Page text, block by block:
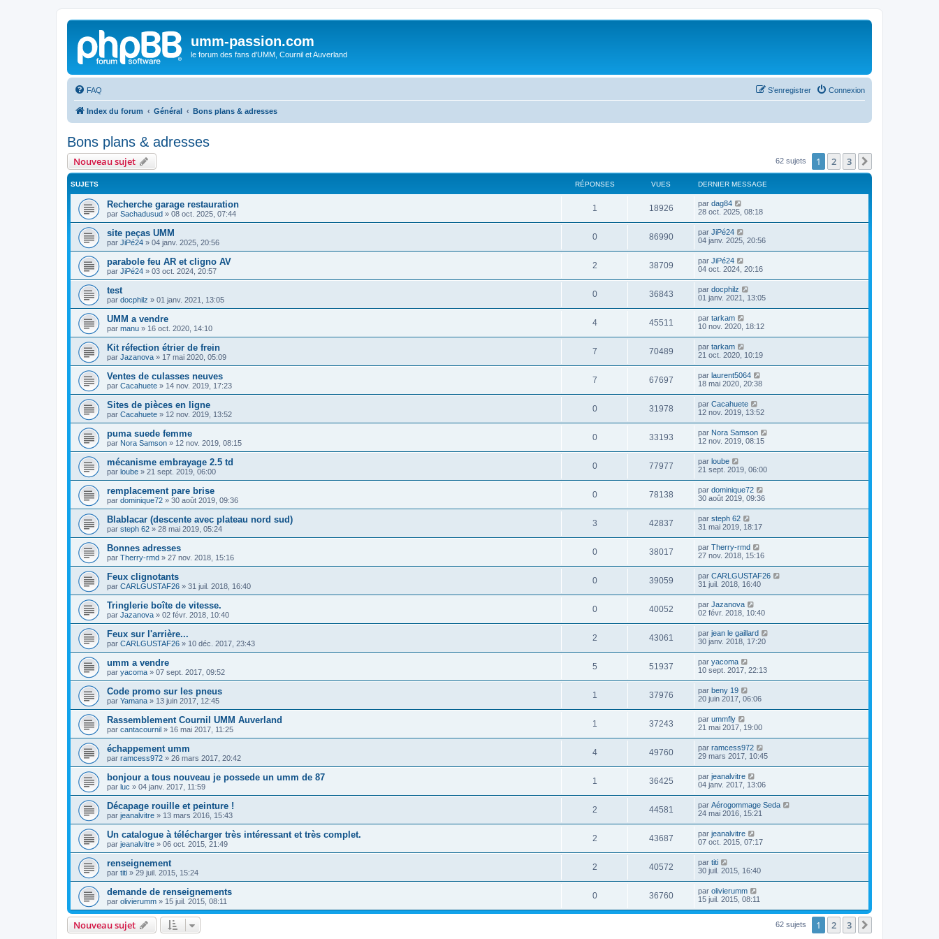
umm-passion.com
le forum des fans d'UMM, Cournil et Auverland
FAQ Connexion
S’enregistrer
Index du forum Général Bons plans & adresses
Bons plans & adresses
Nouveau sujet 62 sujets 1 2 3
SUJETS RÉPONSES VUES DERNIER MESSAGE
Recherche garage restauration
par Sachadusud » 08 oct. 2025, 07:44
1 18926 par dag84
28 oct. 2025, 08:18
site peças UMM
par JiPé24 » 04 janv. 2025, 20:56
0 86990 par JiPé24
04 janv. 2025, 20:56
parabole feu AR et cligno AV
par JiPé24 » 03 oct. 2024, 20:57
2 38709 par JiPé24
04 oct. 2024, 20:16
test
par docphilz » 01 janv. 2021, 13:05
0 36843 par docphilz
01 janv. 2021, 13:05
UMM a vendre
par manu » 16 oct. 2020, 14:10
4 45511 par tarkam
10 nov. 2020, 18:12
Kit réfection étrier de frein
par Jazanova » 17 mai 2020, 05:09
7 70489 par tarkam
21 oct. 2020, 10:19
Ventes de culasses neuves
par Cacahuete » 14 nov. 2019, 17:23
7 67697 par laurent5064
18 mai 2020, 20:38
Sites de pièces en ligne
par Cacahuete » 12 nov. 2019, 13:52
0 31978 par Cacahuete
12 nov. 2019, 13:52
puma suede femme
par Nora Samson » 12 nov. 2019, 08:15
0 33193 par Nora Samson
12 nov. 2019, 08:15
mécanisme embrayage 2.5 td
par loube » 21 sept. 2019, 06:00
0 77977 par loube
21 sept. 2019, 06:00
remplacement pare brise
par dominique72 » 30 août 2019, 09:36
0 78138 par dominique72
30 août 2019, 09:36
Blablacar (descente avec plateau nord sud)
par steph 62 » 28 mai 2019, 05:24
3 42837 par steph 62
31 mai 2019, 18:17
Bonnes adresses
par Therry-rmd » 27 nov. 2018, 15:16
0 38017 par Therry-rmd
27 nov. 2018, 15:16
Feux clignotants
par CARLGUSTAF26 » 31 juil. 2018, 16:40
0 39059 par CARLGUSTAF26
31 juil. 2018, 16:40
Tringlerie boîte de vitesse.
par Jazanova » 02 févr. 2018, 10:40
0 40052 par Jazanova
02 févr. 2018, 10:40
Feux sur l'arrière...
par CARLGUSTAF26 » 10 déc. 2017, 23:43
2 43061 par jean le gaillard
30 janv. 2018, 17:20
umm a vendre
par yacoma » 07 sept. 2017, 09:52
5 51937 par yacoma
10 sept. 2017, 22:13
Code promo sur les pneus
par Yamana » 13 juin 2017, 12:45
1 37976 par beny 19
20 juin 2017, 06:06
Rassemblement Cournil UMM Auverland
par cantacournil » 16 mai 2017, 11:25
1 37243 par ummfly
21 mai 2017, 19:00
échappement umm
par ramcess972 » 26 mars 2017, 20:42
4 49760 par ramcess972
29 mars 2017, 10:45
bonjour a tous nouveau je possede un umm de 87
par luc » 04 janv. 2017, 11:59
1 36425 par jeanalvitre
04 janv. 2017, 13:06
Décapage rouille et peinture !
par jeanalvitre » 13 mars 2016, 15:43
2 44581 par Aérogommage Seda
24 mai 2016, 15:21
Un catalogue à télécharger très intéressant et très complet.
par jeanalvitre » 06 oct. 2015, 21:49
2 43687 par jeanalvitre
07 oct. 2015, 07:17
renseignement
par titi » 29 juil. 2015, 15:24
2 40572 par titi
30 juil. 2015, 16:40
demande de renseignements
par olivierumm » 15 juil. 2015, 08:11
0 36760 par olivierumm
15 juil. 2015, 08:11
Nouveau sujet 62 sujets 1 2 3